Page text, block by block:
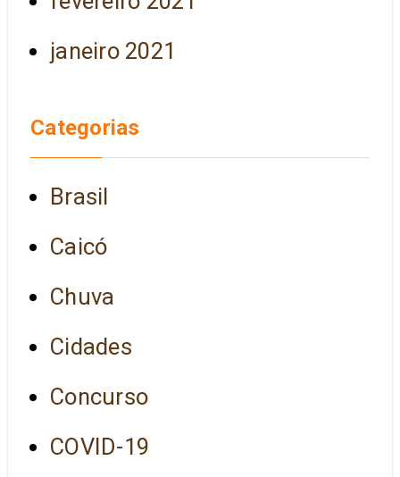
janeiro 2021
Categorias
Brasil
Caicó
Chuva
Cidades
Concurso
COVID-19